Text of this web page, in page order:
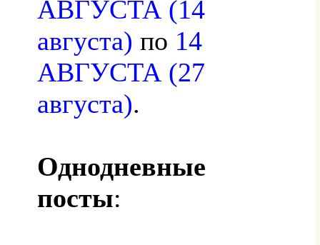
АВГУСТА (14
августа) по 14
АВГУСТА (27
августа).
Однодневные
посты: